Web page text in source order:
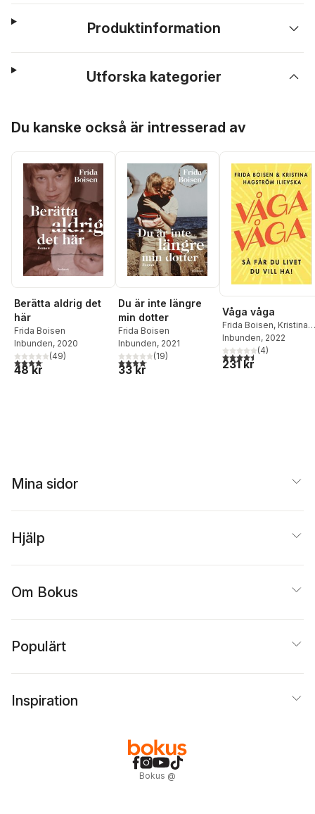
Produktinformation
Utforska kategorier
Du kanske också är intresserad av
Berätta aldrig det
här
Frida Boisen
Inbunden, 2020
4,1utav 5 stjärnor. Totalt antal röster:
(49)
48 kr
Du är inte längre
min dotter
Frida Boisen
Inbunden, 2021
4,1utav 5 stjärnor. Totalt antal röster:
(19)
33 kr
Våga våga
Frida Boisen, Kristina
Hagström Ilievska
Inbunden, 2022
4,5utav 5 stjärnor.
(4)
231 kr
Mina sidor
Hjälp
Om Bokus
Populärt
Inspiration
Bokus @